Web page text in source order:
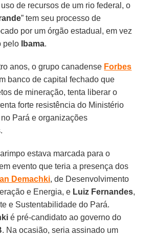
de recursos de um rio federal, o
” tem seu processo de
por um órgão estadual, em vez
pelo
Ibama.
anos, o grupo canadense Forbes
banco de capital fechado que
de mineração, tenta liberar o
forte resistência do Ministério
Pará e organizações
estava marcada para o
evento que teria a presença dos
Demachki, de Desenvolvimento
e Energia, e Luiz Fernandes,
e Sustentabilidade do Pará.
é pré-candidato ao governo do
. Na ocasião, seria assinado um